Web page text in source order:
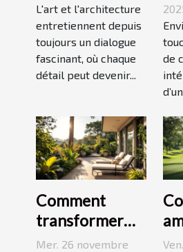
escaliers
comme moyen
d'expression
L'art et l'architecture
entretiennent depuis
toujours un dialogue
fascinant, où chaque
détail peut devenir...
de
Comment
transformer
votre espace
Mer. 26 novembre